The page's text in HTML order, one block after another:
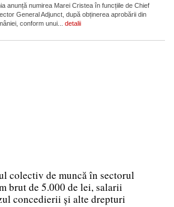
anunță numirea Marei Cristea în funcțiile de Chief
General Adjunct, după obținerea aprobării din
conform unui... detalii
colectiv de muncă în sectorul
brut de 5.000 de lei, salarii
concedierii și alte drepturi